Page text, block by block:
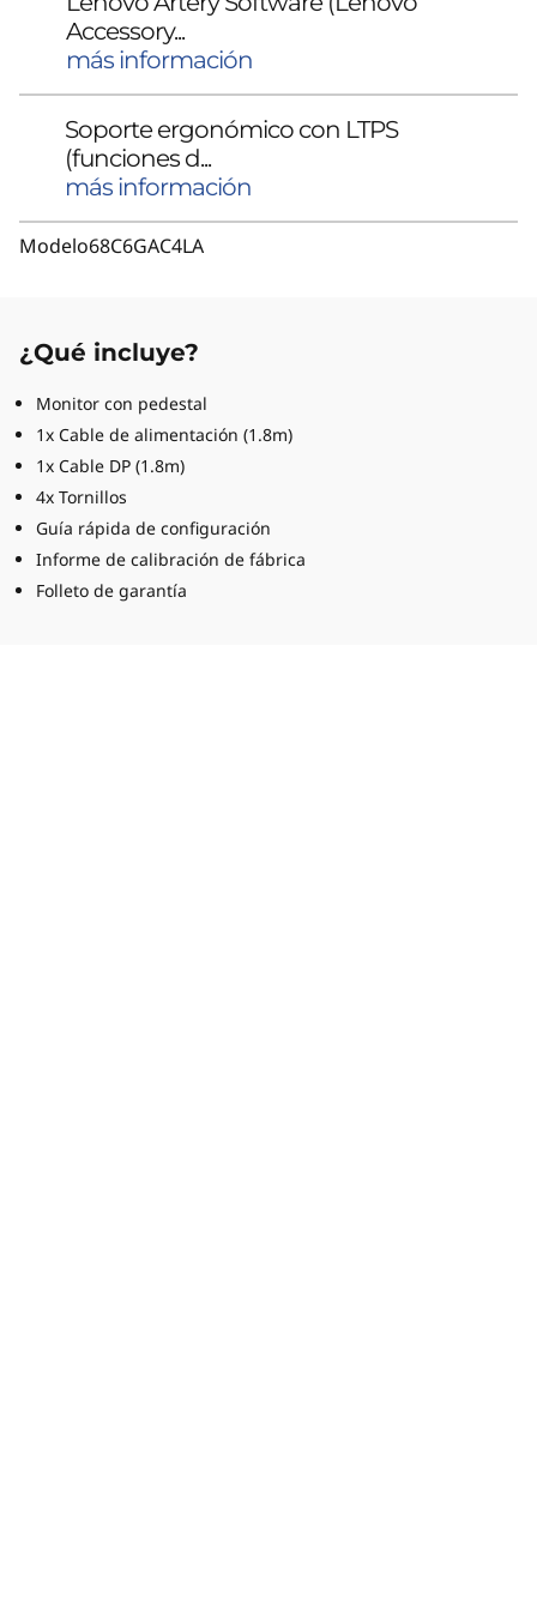
Accessory...
más información
Soporte ergonómico con LTPS
(funciones d...
más información
Modelo68C6GAC4LA
¿Qué incluye?
Monitor con pedestal
1x Cable de alimentación (1.8m)
1x Cable DP (1.8m)
4x Tornillos
Guía rápida de configuración
Informe de calibración de fábrica
Folleto de garantía